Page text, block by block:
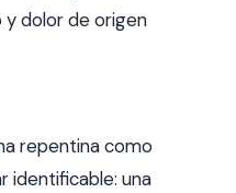
y dolor de origen
repentina como
identificable: una